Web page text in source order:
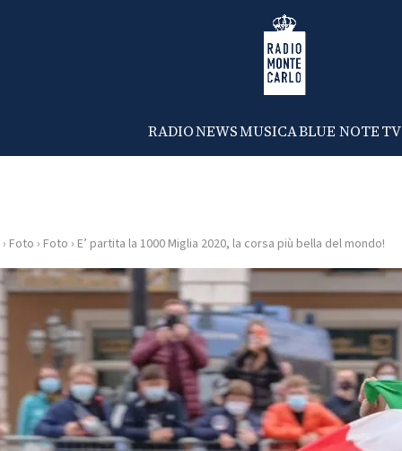
Radio Monte Carlo
RADIONEWSMUSICABLUE NOTETV
› Foto › Foto › E’ partita la 1000 Miglia 2020, la corsa più bella del mondo!